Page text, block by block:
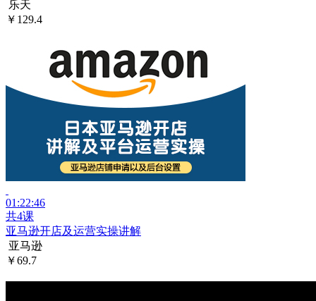
乐天
￥129.4
01:22:46
共4课
亚马逊开店及运营实操讲解
亚马逊
￥69.7